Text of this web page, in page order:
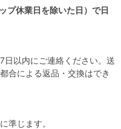
プ休業日を除いた日）で日
日以内にご連絡ください。送
合による返品・交換はでき
準じます。